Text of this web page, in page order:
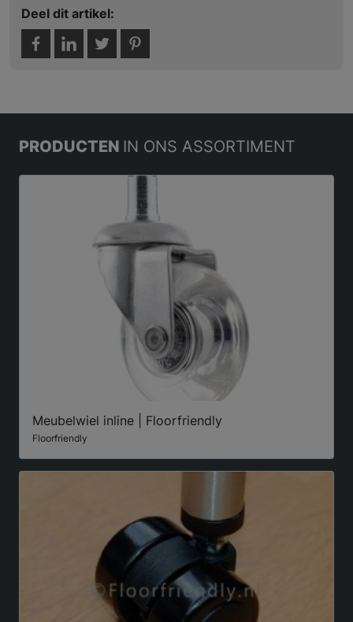
Deel dit artikel:
PRODUCTEN IN ONS ASSORTIMENT
Meubelwiel inline | Floorfriendly
Floorfriendly